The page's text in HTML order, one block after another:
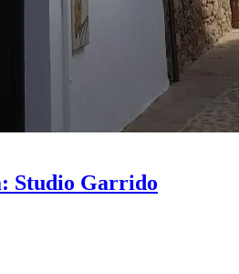
Studio Garrido